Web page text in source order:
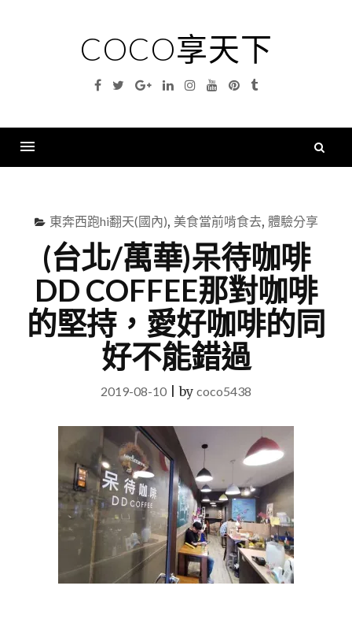
COCO享天下
Facebook
TwitterGoogleLinkedinInstagramYouTubePinterest
Tumblr
東奔西跑hi翻天(國內), 美食當前啃食去, 體驗分享
(台北/萬華)呆待咖啡
DD COFFEE那對咖啡
的堅持，愛好咖啡的同
好不能錯過
2019-08-10 |by coco5438